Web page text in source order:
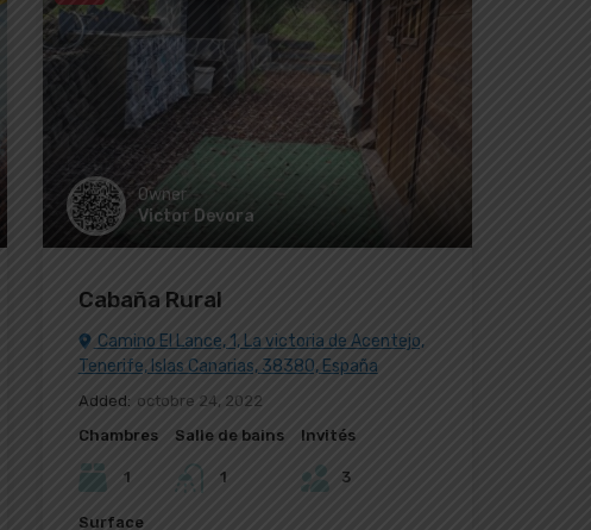
Owner
Victor Devora
Cabaña Rural
Camino El Lance, 1, La victoria de Acentejo,
Tenerife, Islas Canarias, 38380, España
Added: octobre 24, 2022
Chambres
1
Salle de bains
1
Invités
3
Surface